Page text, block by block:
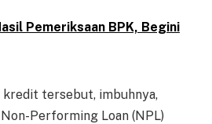
Pemeriksaan BPK, Begini
kredit tersebut, imbuhnya,
Performing Loan (NPL)